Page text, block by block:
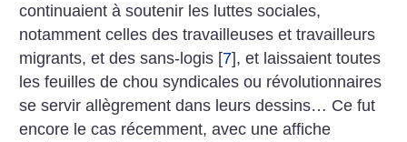
continuaient à soutenir les luttes sociales,
notamment celles des travailleuses et travailleurs
migrants, et des sans-logis [7], et laissaient toutes
les feuilles de chou syndicales ou révolutionnaires
se servir allègrement dans leurs dessins… Ce fut
encore le cas récemment, avec une affiche